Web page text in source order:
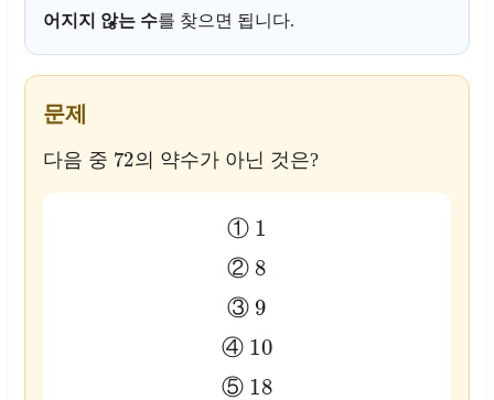
어지지 않는 수를 찾으면 됩니다.
문제
다음 중 72의 약수가 아닌 것은?
① 1
② 8
③ 9
④ 10
⑤ 18